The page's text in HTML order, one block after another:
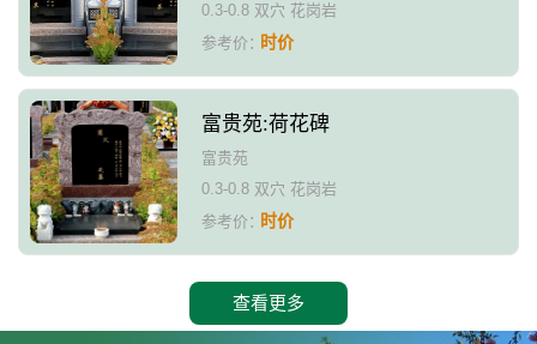
0.3-0.8 双穴 花岗岩
参考价：时价
富贵苑:荷花碑
富贵苑
0.3-0.8 双穴 花岗岩
参考价：时价
查看更多